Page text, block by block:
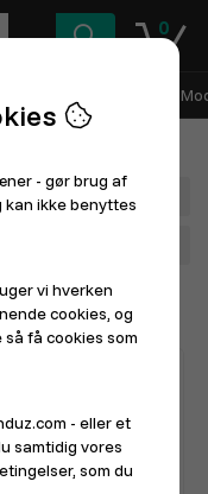
0
- gør brug af
ikke benyttes
vi hverken
cookies, og
få cookies som
- eller et
samtidig vores
som du